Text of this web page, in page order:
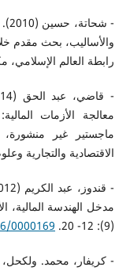
-
والأساليب، بحث مقدم
رابطة العالم الإسلامي، مكة
معالجة الأزمات
ماجستير غير
الاقتصادية والتجارية
مدخل الهندسة المالية،
(9): 12- 20. DOI:
0000169